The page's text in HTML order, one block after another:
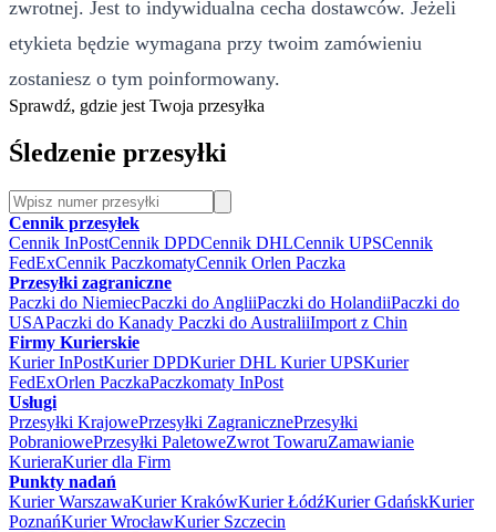
zwrotnej. Jest to indywidualna cecha dostawców. Jeżeli
etykieta będzie wymagana przy twoim zamówieniu
zostaniesz o tym poinformowany.
Sprawdź, gdzie jest Twoja przesyłka
Śledzenie przesyłki
Cennik przesyłek
Cennik InPostCennik DPDCennik DHLCennik UPSCennik
FedExCennik PaczkomatyCennik Orlen Paczka
Przesyłki zagraniczne
Paczki do NiemiecPaczki do AngliiPaczki do HolandiiPaczki do
USAPaczki do Kanady Paczki do AustraliiImport z Chin
Firmy Kurierskie
Kurier InPostKurier DPDKurier DHL Kurier UPSKurier
FedExOrlen PaczkaPaczkomaty InPost
Usługi
Przesyłki KrajowePrzesyłki ZagranicznePrzesyłki
PobraniowePrzesyłki PaletoweZwrot TowaruZamawianie
KurieraKurier dla Firm
Punkty nadań
Kurier WarszawaKurier KrakówKurier ŁódźKurier GdańskKurier
PoznańKurier WrocławKurier Szczecin